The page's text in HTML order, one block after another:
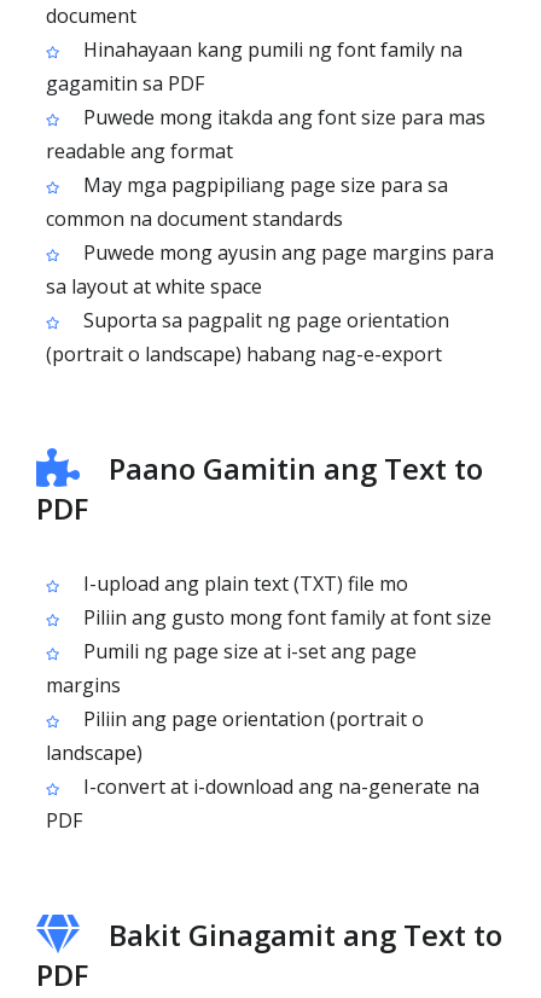
document
Hinahayaan kang pumili ng font family na
gagamitin sa PDF
Puwede mong itakda ang font size para mas
readable ang format
May mga pagpipiliang page size para sa
common na document standards
Puwede mong ayusin ang page margins para
sa layout at white space
Suporta sa pagpalit ng page orientation
(portrait o landscape) habang nag-e-export
Paano Gamitin ang Text to
PDF
I-upload ang plain text (TXT) file mo
Piliin ang gusto mong font family at font size
Pumili ng page size at i-set ang page
margins
Piliin ang page orientation (portrait o
landscape)
I-convert at i-download ang na-generate na
PDF
Bakit Ginagamit ang Text to
PDF